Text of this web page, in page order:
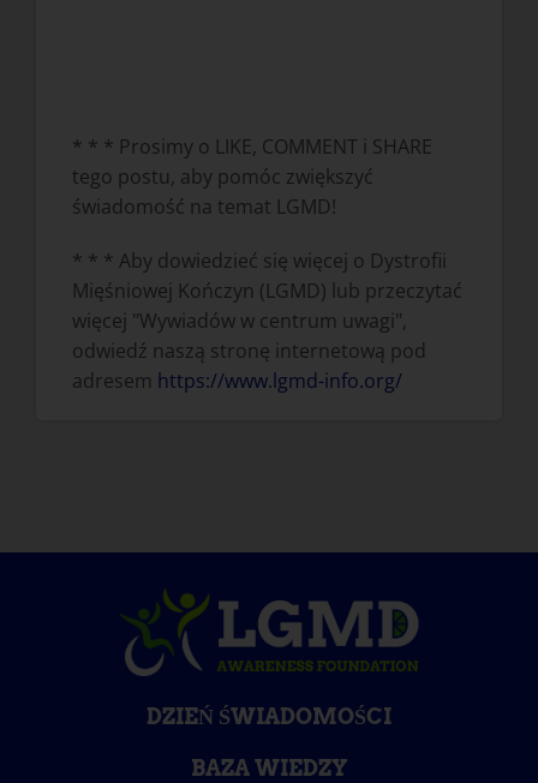
* * * Prosimy o LIKE, COMMENT i SHARE
tego postu, aby pomóc zwiększyć
świadomość na temat LGMD!
* * * Aby dowiedzieć się więcej o Dystrofii
Mięśniowej Kończyn (LGMD) lub przeczytać
więcej "Wywiadów w centrum uwagi",
odwiedź naszą stronę internetową pod
adresem https://www.lgmd-info.org/
DZIEŃ ŚWIADOMOŚCI
BAZA WIEDZY